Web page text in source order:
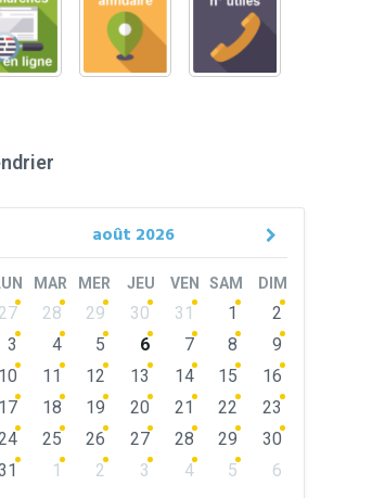
août 2026
Previous
Next
MAR MER JEU VEN SAM DIM
27 28 29 30 31 1
2
3
4 5 6 7 8
9
10
11 12 13 14 15
16
17
18 19 20 21 22
23
25 26 27 28 29
30
1 2 3 4 5
6